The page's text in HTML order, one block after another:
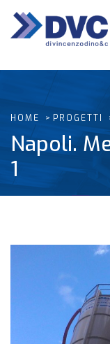
HOME PROGETTI
Napoli.
1